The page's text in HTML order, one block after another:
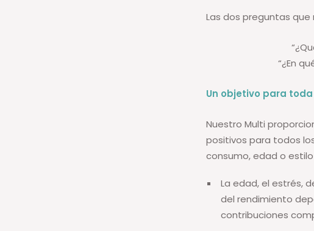
Las dos preguntas que
“¿En
Un objetivo para
Nuestro Multi
positivos para todos
consumo, edad o
La edad, el estrés,
del rendimiento
contribuciones